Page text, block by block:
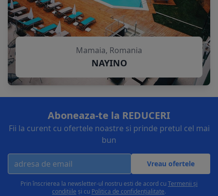
Mamaia, Romania
NAYINO
Aboneaza-te la REDUCERI
Fii la curent cu ofertele noastre si prinde pretul cel mai
bun
Vreau ofertele
Prin înscrierea la newsletter-ul nostru esti de acord cuTermenii și
condițiile și cu Politica de confidențialitate.